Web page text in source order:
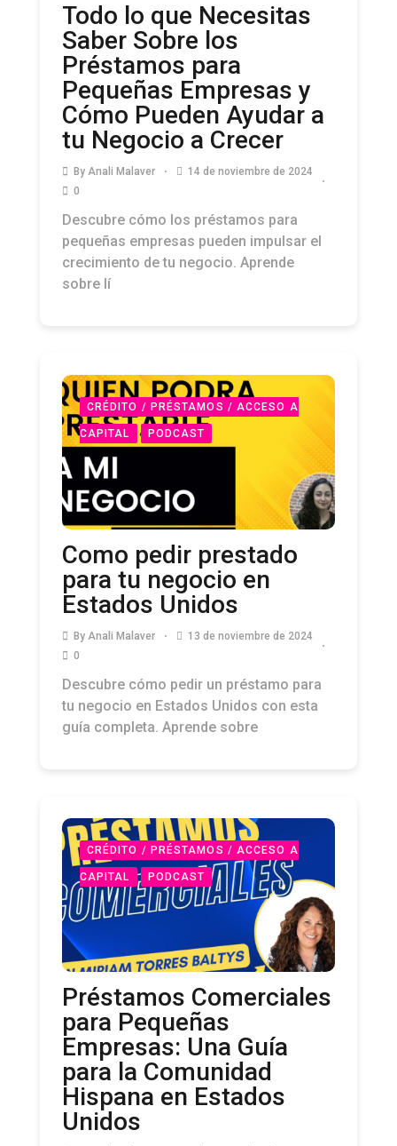
Todo lo que Necesitas
Saber Sobre los
Préstamos para
Pequeñas Empresas y
Cómo Pueden Ayudar a
tu Negocio a Crecer
By Anali Malaver
14 de noviembre de 2024
0
Descubre cómo los préstamos para
pequeñas empresas pueden impulsar el
crecimiento de tu negocio. Aprende
sobre lí
CRÉDITO / PRÉSTAMOS / ACCESO A
CAPITAL PODCAST
Como pedir prestado
para tu negocio en
Estados Unidos
By Anali Malaver
13 de noviembre de 2024
0
Descubre cómo pedir un préstamo para
tu negocio en Estados Unidos con esta
guía completa. Aprende sobre
CRÉDITO / PRÉSTAMOS / ACCESO A
CAPITAL PODCAST
Préstamos Comerciales
para Pequeñas
Empresas: Una Guía
para la Comunidad
Hispana en Estados
Unidos